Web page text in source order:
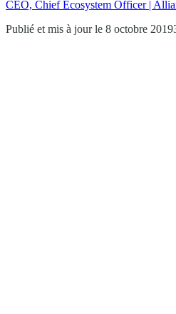
CEO, Chief Ecosystem Officer |
Publié et mis à jour le 8 octobre 2019